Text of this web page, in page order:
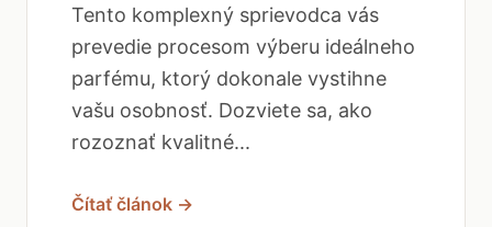
Tento komplexný sprievodca vás
prevedie procesom výberu ideálneho
parfému, ktorý dokonale vystihne
vašu osobnosť. Dozviete sa, ako
rozoznať kvalitné...
Čítať článok →